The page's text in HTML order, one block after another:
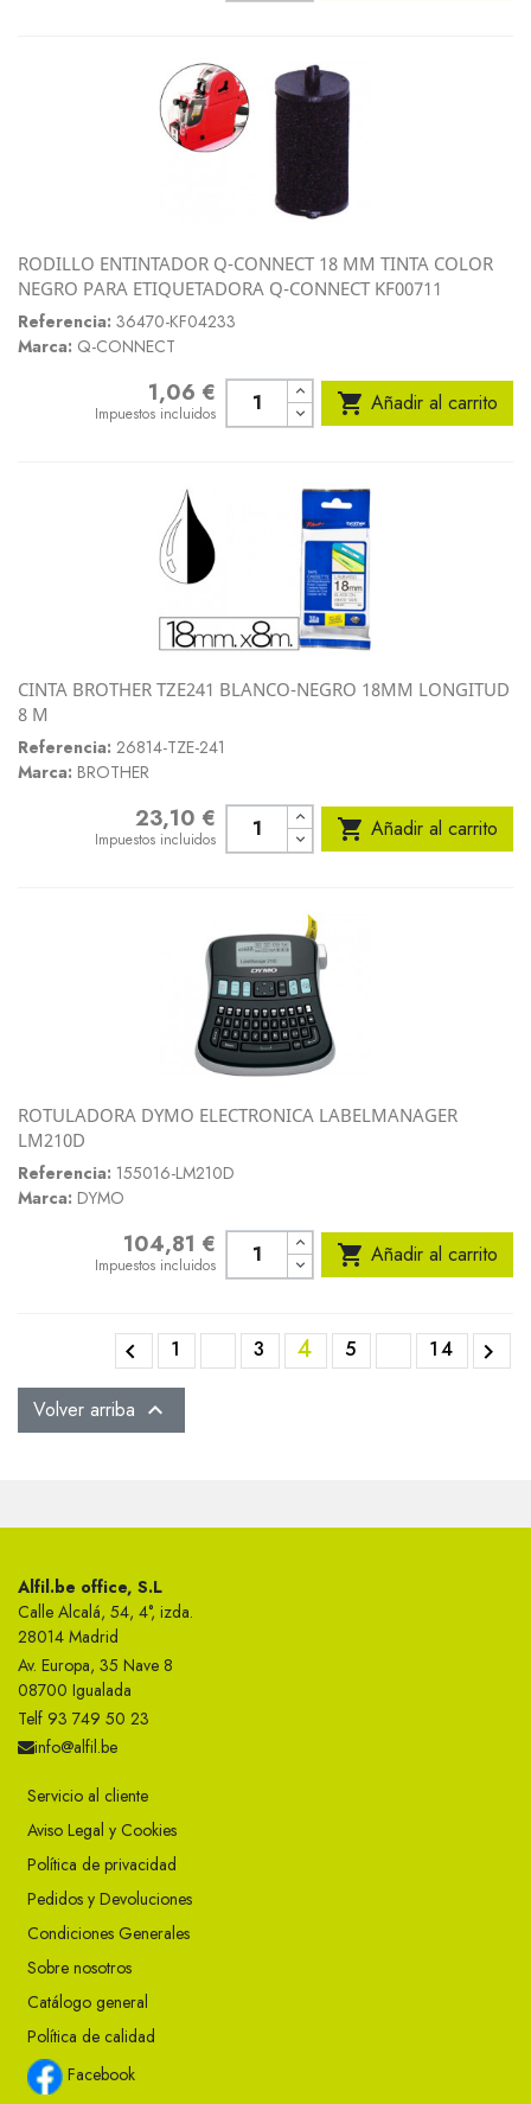
RODILLO ENTINTADOR Q-CONNECT 18 MM TINTA COLOR
NEGRO PARA ETIQUETADORA Q-CONNECT KF00711
Referencia: 36470-KF04233
Marca: Q-CONNECT
1,06 €
Impuestos incluidos  Añadir al carrito
CINTA BROTHER TZE241 BLANCO-NEGRO 18MM LONGITUD
8 M
Referencia: 26814-TZE-241
Marca: BROTHER
Precio23,10 €
Impuestos incluidos  Añadir al carrito
ROTULADORA DYMO ELECTRONICA LABELMANAGER
LM210D
Referencia: 155016-LM210D
Marca: DYMO
Precio104,81 €
Impuestos incluidos  Añadir al carrito
 1 3 4 5 14 
Volver arriba 
Alfil.be office, S.L
Calle Alcalá, 54, 4°, izda.
28014 Madrid
Av. Europa, 35 Nave 8
08700 Igualada
Telf 93 749 50 23
info@alfil.be
Servicio al cliente
Aviso Legal y Cookies
Política de privacidad
Pedidos y Devoluciones
Condiciones Generales
Sobre nosotros
Catálogo general
Política de calidad
Facebook